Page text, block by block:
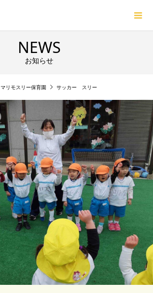
NEWS
お知らせ
マリモスリー保育園 サッカー スリー